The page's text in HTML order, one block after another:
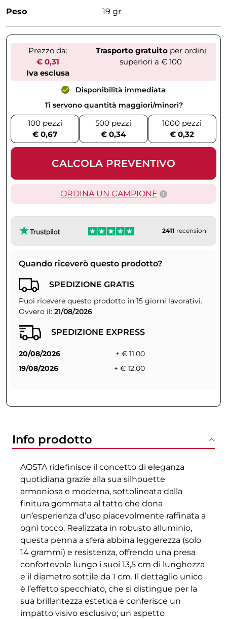
Peso 19 gr
Prezzo da:
€ 0,31
Iva esclusa
Trasporto gratuitoper ordini
superiori a € 100
Disponibilità immediata
Ti servono quantità maggiori/minori?
100 pezzi
€ 0,67
500 pezzi
€ 0,34
1000 pezzi
€ 0,32
CALCOLA PREVENTIVO
ORDINA UN CAMPIONE
2411 recensioni
Quando riceverò questo prodotto?
SPEDIZIONE GRATIS
Puoi ricevere questo prodotto in 15 giorni lavorativi.
Ovvero il: 21/08/2026
SPEDIZIONE EXPRESS
20/08/2026
+ € 11,00
19/08/2026
+ € 12,00
Info prodotto
AOSTA ridefinisce il concetto di eleganza
quotidiana grazie alla sua silhouette
armoniosa e moderna, sottolineata dalla
finitura gommata al tatto che dona
un’esperienza d’uso piacevolmente raffinata a
ogni tocco. Realizzata in robusto alluminio,
questa penna a sfera abbina leggerezza (solo
14 grammi) e resistenza, offrendo una presa
confortevole lungo i suoi 13,5 cm di lunghezza
e il diametro sottile da 1 cm. Il dettaglio unico
è l’effetto specchiato, che si distingue per la
sua brillantezza estetica e conferisce un
impatto visivo esclusivo; un aspetto